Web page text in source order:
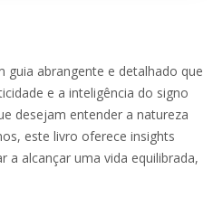
guia abrangente e detalhado que
e a inteligência do signo
desejam entender a natureza
este livro oferece insights
a alcançar uma vida equilibrada,